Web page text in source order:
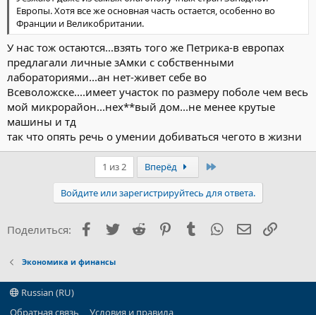
Европы. Хотя все же основная часть остается, особенно во
Франции и Великобритании.
У нас тож остаются...взять того же Петрика-в европах
предлагали личные зАмки с собственными
лабораториями...ан нет-живет себе во
Всеволожске....имеет участок по размеру поболе чем весь
мой микрорайон...нех**вый дом...не менее крутые
машины и тд
так что опять речь о умении добиваться чегото в жизни
1 из 2 Вперёд
Войдите или зарегистрируйтесь для ответа.
Поделиться: Facebook
Twitter Reddit PinterestTumblr WhatsApp
Экономика и финансы
Russian (RU)
Обратная связь
Условия и правила